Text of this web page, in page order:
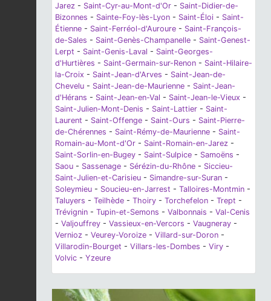
Jarez - Saint-Cyr-au-Mont-d'Or - Saint-Didier-de-
Bizonnes - Sainte-Foy-lès-Lyon - Saint-Éloi - Saint-
Étienne - Saint-Ferréol-d'Auroure - Saint-François-
de-Sales - Saint-Genès-Champanelle - Saint-Genest-
Lerpt - Saint-Genis-Laval - Saint-Georges-
d'Hurtières - Saint-Germain-sur-Renon - Saint-Hilaire-
la-Croix - Saint-Jean-d'Arves - Saint-Jean-de-
Chevelu - Saint-Jean-de-Maurienne - Saint-Jean-
d'Hérans - Saint-Jean-en-Val - Saint-Jean-le-Vieux -
Saint-Julien-Mont-Denis - Saint-Lattier - Saint-
Laurent - Saint-Offenge - Saint-Ours - Saint-Pierre-
de-Chérennes - Saint-Rémy-de-Maurienne - Saint-
Romain-au-Mont-d'Or - Saint-Romain-en-Jarez -
Saint-Sorlin-en-Bugey - Saint-Sulpice - Samoëns -
Saou - Sassenage - Sérézin-du-Rhône - Siccieu-
Saint-Julien-et-Carisieu - Simandre-sur-Suran -
Soleymieu - Soucieu-en-Jarrest - Talloires-Montmin -
Taluyers - Teilhède - Thoiry - Torchefelon - Trept -
Trévignin - Tupin-et-Semons - Valbonnais - Val-Cenis
- Valjouffrey - Vassieux-en-Vercors - Vaugneray -
Vernioz - Veurey-Voroize - Villard-sur-Doron -
Villarodin-Bourget - Villars-les-Dombes - Viry -
Volvic - Yzeure